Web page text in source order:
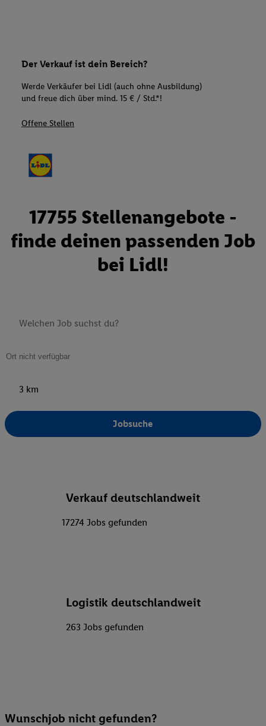
Der Verkauf ist dein Bereich?
Werde Verkäufer bei Lidl (auch ohne Ausbildung)
und freue dich über mind. 15 € / Std.*!
Offene Stellen
17755 Stellenangebote -
finde deinen passenden Job
bei Lidl!
3 km
Jobsuche
Verkauf deutschlandweit
17274 Jobs gefunden
Logistik deutschlandweit
263 Jobs gefunden
Wunschjob nicht gefunden?